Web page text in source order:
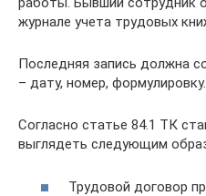
журнале учета трудовых
Последняя запись должна
– дату, номер, формулировку.
Согласно статье 84.1 ТК
выглядеть следующим
Трудовой договор